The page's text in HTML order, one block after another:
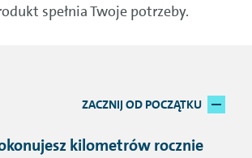
spełnia Twoje potrzeby.
ZACZNIJ OD POCZĄTKU
kilometrów rocznie